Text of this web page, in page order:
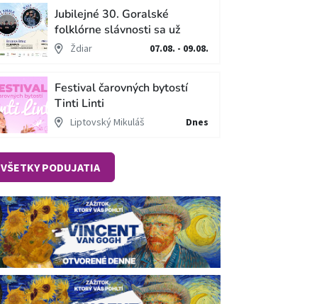
Jubilejné 30. Goralské
folklórne slávnosti sa už
blížiaŽdiar 07.08. - 09.08.
Festival čarovných bytostí
Tinti Linti
Liptovský Mikuláš Dnes
VŠETKY PODUJATIA